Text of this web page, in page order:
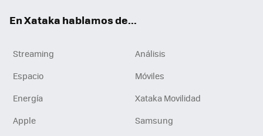
En Xataka hablamos de...
Streaming
Análisis
Espacio
Móviles
Energía
Xataka Movilidad
Apple
Samsung